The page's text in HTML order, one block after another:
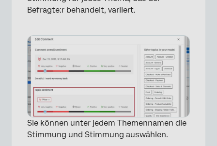
×
Befragte:r behandelt, variiert.
Sie können unter jedem Themennamen die
Stimmung und Stimmung auswählen.